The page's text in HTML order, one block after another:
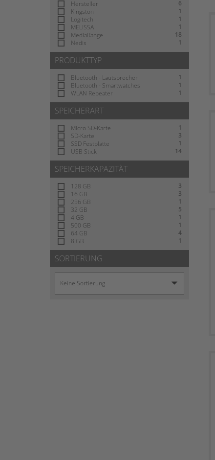
Hersteller
6
Kingston
1
Logitech
1
MELISSA
1
MediaRange
18
Nedis
1
PRODUKTTYP
Bluetooth - Lautsprecher
1
Bluetooth - Smartwatches
1
WLAN Repeater
1
SPEICHERART
Micro SD-Karte
1
SD-Karte
3
SSD Festplatte
1
USB Stick
14
SPEICHERKAPAZITÄT
128 GB
3
16 GB
3
256 GB
1
32 GB
5
4 GB
1
500 GB
1
64 GB
4
8 GB
1
SORTIERUNG